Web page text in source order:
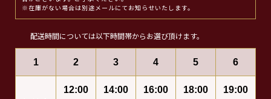
※在庫がない場合は別途メールにてお知らせいたします。
配送時間については以下時間帯からお選び頂けます。
1 2 3 4 5 6
12:00
14:00
16:00
18:00
19:00